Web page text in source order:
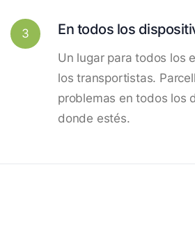
3 En todos los
Un lugar para todos los
los transportistas.
problemas en todos los
donde estés.